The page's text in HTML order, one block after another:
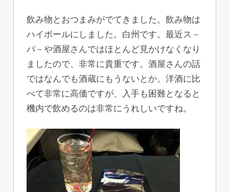
飲み物とおつまみがでてきました。飲み物は
ハイボールにしました。白州です。最近ス－
パ－や酒屋さんではほとんど見かけなくなり
ましたので、非常に貴重です。酒屋さんの話
ではなんでも酒蔵にもうないとか。洋酒に比
べて非常に高価ですが、入手も困難となると
機内で飲めるのは非常にうれしいですね。